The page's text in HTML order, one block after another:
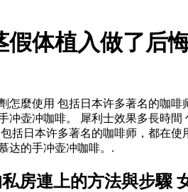
体植入做了后
麼使用 包括日本许多著名的咖啡
冲壶冲咖啡。 犀利士效果多長時
括日本许多著名的咖啡师，都在使
达的手冲壶冲咖啡。.
房連上的方法與步驟